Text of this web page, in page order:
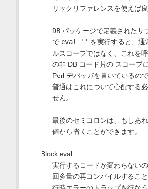
リックリファレンスを使えば良
DBパッケージで定義されたサ
で eval '' を実行すると、通
ルスコープではなく、これを
の非 DB コード片の スコープ
Perl デバッガを書いているので
普通はこれについて心配する
せん。
最後のセミコロンは、もしあ
値から省くことができます。
Block eval
実行するコードが変わらない
回多量の再コンパイルするこ